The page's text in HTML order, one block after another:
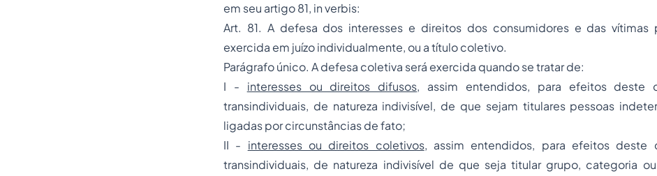
em seu artigo 81, in verbis:
Art. 81. A defesa dos interesses e direitos dos consumidores e das vítimas
exercida em juízo individualmente, ou a título coletivo.
Parágrafo único. A defesa coletiva será exercida quando se tratar de:
I - interesses ou direitos difusos, assim entendidos, para efeitos deste
transindividuais, de natureza indivisível, de que sejam titulares pessoas
ligadas por circunstâncias de fato;
II - interesses ou direitos coletivos, assim entendidos, para efeitos deste
transindividuais, de natureza indivisível de que seja titular grupo, categoria